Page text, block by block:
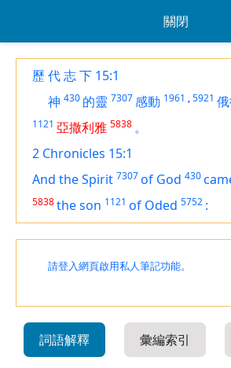
關閉
歷 代 志 下 15:1
神 430 的靈 7307感動 1961 ,5921
1121 亞撒利雅 5838 。
2 Chronicles 15:1
And the Spirit 7307of God 430
5838the son 1121 of Oded 5752 :
請登入網頁啟用私人筆記功能。
詞語解釋 彙編索引